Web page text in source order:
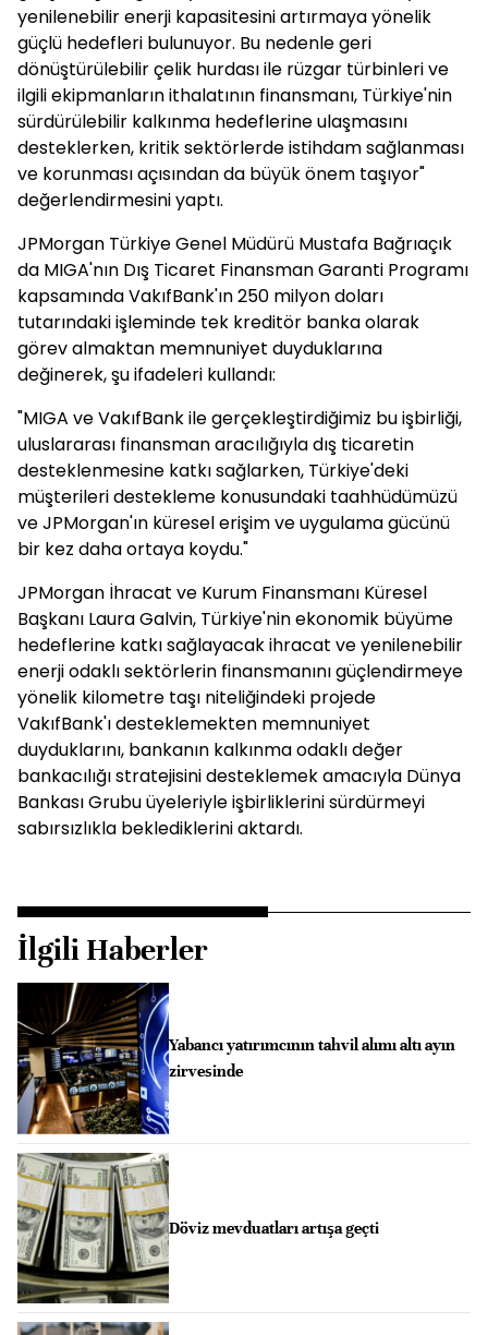
yenilenebilir enerji kapasitesini artırmaya yönelik
güçlü hedefleri bulunuyor. Bu nedenle geri
dönüştürülebilir çelik hurdası ile rüzgar türbinleri ve
ilgili ekipmanların ithalatının finansmanı, Türkiye'nin
sürdürülebilir kalkınma hedeflerine ulaşmasını
desteklerken, kritik sektörlerde istihdam sağlanması
ve korunması açısından da büyük önem taşıyor"
değerlendirmesini yaptı.
JPMorgan Türkiye Genel Müdürü Mustafa Bağrıaçık
da MIGA'nın Dış Ticaret Finansman Garanti Programı
kapsamında VakıfBank'ın 250 milyon doları
tutarındaki işleminde tek kreditör banka olarak
görev almaktan memnuniyet duyduklarına
değinerek, şu ifadeleri kullandı:
"MIGA ve VakıfBank ile gerçekleştirdiğimiz bu işbirliği,
uluslararası finansman aracılığıyla dış ticaretin
desteklenmesine katkı sağlarken, Türkiye'deki
müşterileri destekleme konusundaki taahhüdümüzü
ve JPMorgan'ın küresel erişim ve uygulama gücünü
bir kez daha ortaya koydu."
JPMorgan İhracat ve Kurum Finansmanı Küresel
Başkanı Laura Galvin, Türkiye'nin ekonomik büyüme
hedeflerine katkı sağlayacak ihracat ve yenilenebilir
enerji odaklı sektörlerin finansmanını güçlendirmeye
yönelik kilometre taşı niteliğindeki projede
VakıfBank'ı desteklemekten memnuniyet
duyduklarını, bankanın kalkınma odaklı değer
bankacılığı stratejisini desteklemek amacıyla Dünya
Bankası Grubu üyeleriyle işbirliklerini sürdürmeyi
sabırsızlıkla beklediklerini aktardı.
İlgili Haberler
Yabancı yatırımcının tahvil alımı altı ayın
zirvesinde
Döviz mevduatları artışa geçti